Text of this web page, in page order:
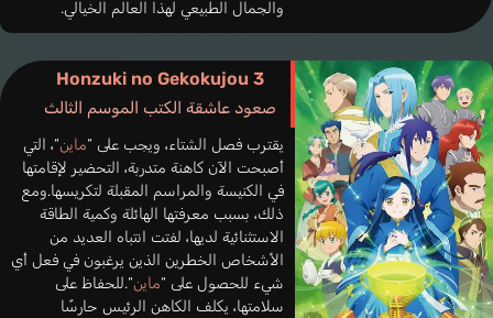
والجمال الطبيعي لهذا العالم الخيالي.
Honzuki no Gekokujou 3
صعود عاشقة الكتب الموسم الثالث
يقترب فصل الشتاء، ويجب على “ماين“، التي
أصبحت الآن كاهنة متدربة، التحضير لإقامتها
في الكنيسة والمراسم المقبلة لتكريسها.ومع
ذلك، بسبب معرفتها الهائلة وكمية الطاقة
الاستثنائية لديها، لفتت انتباه العديد من
الأشخاص الخطرين الذين يرغبون في فعل أي
شيء للحصول على “ماين“.للحفاظ على
سلامتها، يكلف الكاهن الرئيس حارسًا